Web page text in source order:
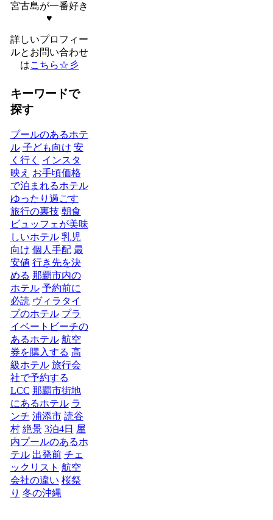
宮古島が一番好き
♥
詳しいプロフィー
ルとお問い合わせ
はこちら☆彡
キーワードで
探す
プールのあるホテ
ル 子ども向け 安
く行く
インスタ
映え お手頃価格
で泊まれるホテル
ゆったり過ごす
旅行の裏技 朝食
ビュッフェが美味
しいホテル 乳児
向け 個人手配 最
安値 行き先を決
める 那覇市内の
ホテル 予約前に
必読 ヴィラタイ
プのホテル プラ
イベートビーチの
あるホテル 航空
券を購入する 高
級ホテル 旅行会
社で予約する
LCC 那覇市街地
にあるホテル ラ
ンチ 浦添市 読谷
村 絶景 3泊4日 屋
内プールのあるホ
テル 出発前 チェ
ックリスト 航空
会社の違い 桜祭
り 冬の沖縄